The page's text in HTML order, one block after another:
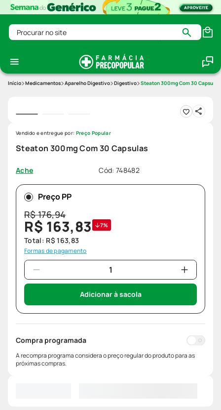
Procurar no site
Medicamentos Aparelho Digestivo Digestivo Steaton 300mg Com 30 Capsulas
Steaton 300mg Com 30 Capsulas
Ache Cód: 748482
Vendido e entregue por: Preço Popular
Preço PP
R$176,94
R$ 163,83 7%
Total: R$ 163,83
Formas de pagamento
Adicionar à sacola
Compra programada
A recompra programa considera o preço regular do produto para as
próximas compras.